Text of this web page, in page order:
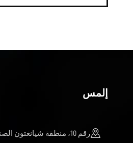
إلمس
رقم 10، منطقة شيانغتون